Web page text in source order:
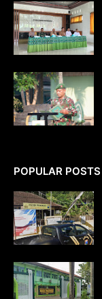
POPULAR POSTS